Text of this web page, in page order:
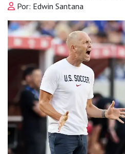
Por: Edwin Santana